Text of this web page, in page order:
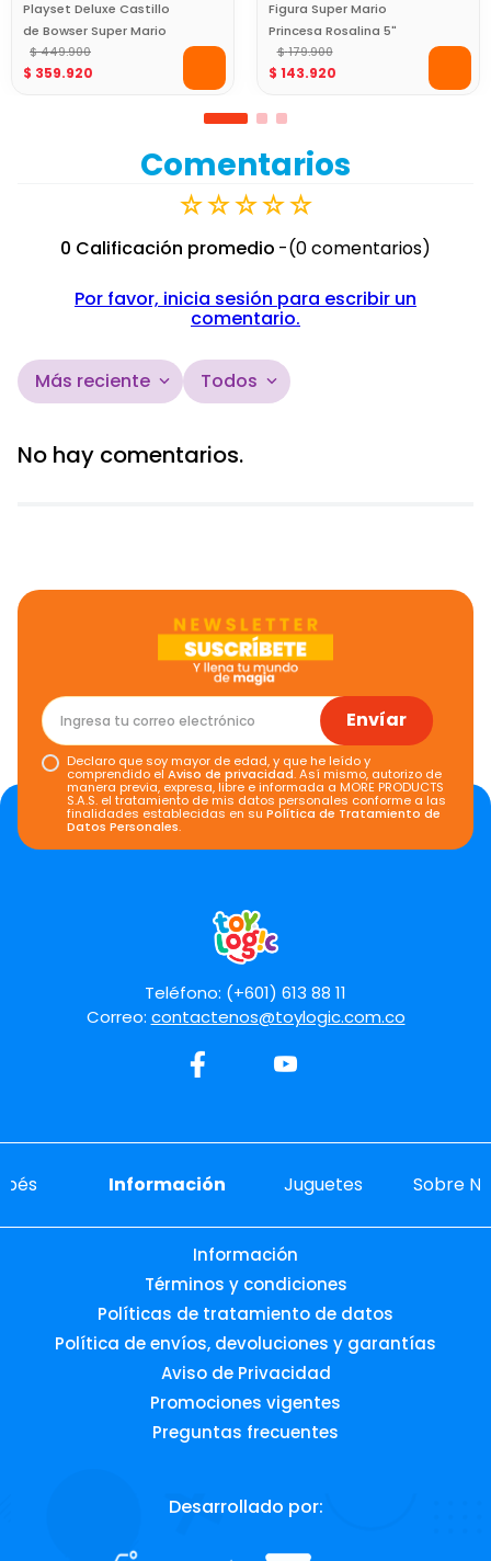
Playset Deluxe Castillo
de Bowser Super Mario
$ 449.900
$ 359.920
Figura Super Mario
Princesa Rosalina 5"
$ 179.900
$ 143.920
Comentarios
☆☆☆☆☆
0 Calificación promedio
(0 comentarios)
Por favor, inicia sesión para escribir un
comentario.
Más reciente Todos
No hay comentarios.
Envíar
Declaro que soy mayor de edad, y que he leído y
comprendido elAviso de privacidad. Así mismo, autorizo de
manera previa, expresa, libre e informada a MORE PRODUCTS
S.A.S. el tratamiento de mis datos personales conforme a las
finalidades establecidas en suPolítica de Tratamiento de
Datos Personales.
Teléfono: (+601) 613 88 11
Correo: contactenos@toylogic.com.co
Información Juguetes Sobre
Información
Términos y condiciones
Políticas de tratamiento de datos
Política de envíos, devoluciones y garantías
Aviso de Privacidad
Promociones vigentes
Preguntas frecuentes
Desarrollado por: